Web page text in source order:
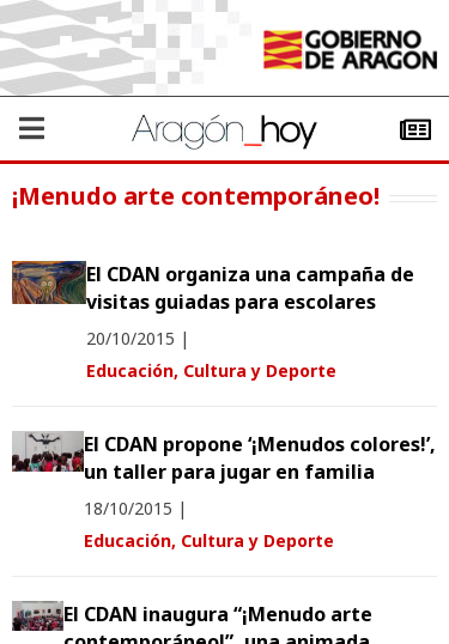
¡Menudo arte contemporáneo!
El CDAN organiza una campaña de
visitas guiadas para escolares
20/10/2015 |
Educación, Cultura y Deporte
El CDAN propone ‘¡Menudos colores!’,
un taller para jugar en familia
18/10/2015 |
Educación, Cultura y Deporte
El CDAN inaugura “¡Menudo arte